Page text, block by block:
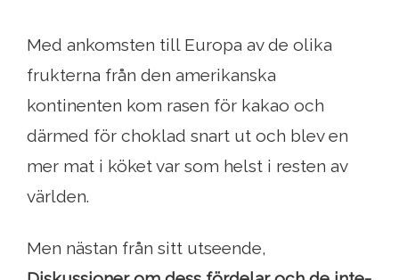
Med ankomsten till Europa av de olika
frukterna från den amerikanska
kontinenten kom rasen för kakao och
därmed för choklad snart ut och blev en
mer mat i köket var som helst i resten av
världen.
Men nästan från sitt utseende,